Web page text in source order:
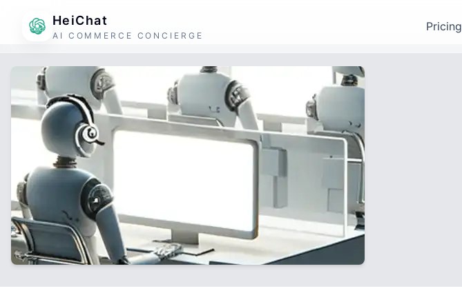
HeiChat
AI COMMERCE CONCIERGE
Pricing